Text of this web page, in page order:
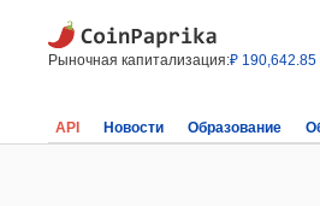
Рыночная капитализация:₽ 190,642.85
API Новости Образование